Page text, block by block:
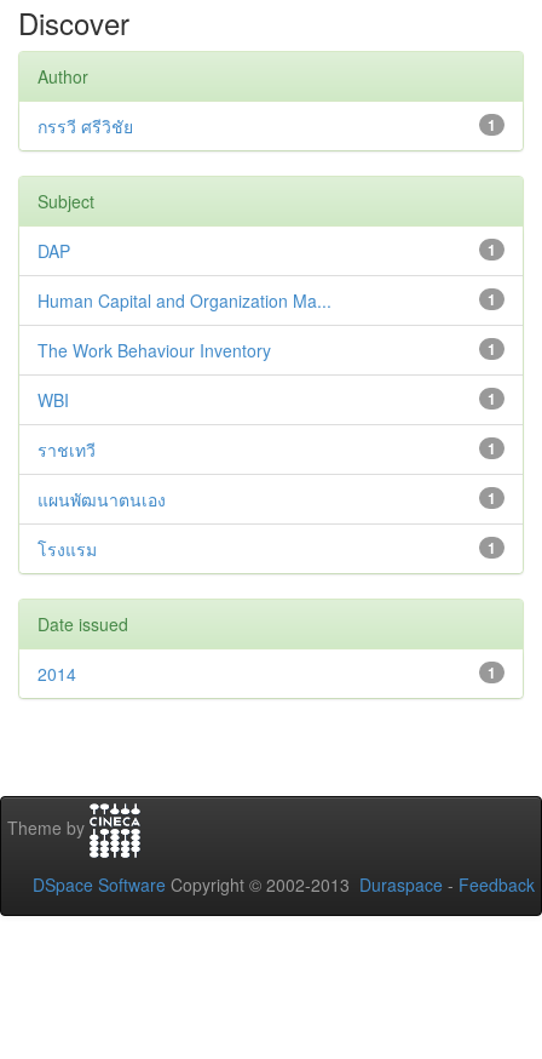
Discover
Author
1
กรรวี ศรีวิชัย
Subject
1
DAP
1
Human Capital and Organization Ma...
1
The Work Behaviour Inventory
1
WBI
1
ราชเทวี
1
แผนพัฒนาตนเอง
1
โรงแรม
Date issued
1
2014
Theme by
DSpace Software Copyright © 2002-2013 Duraspace - Feedback